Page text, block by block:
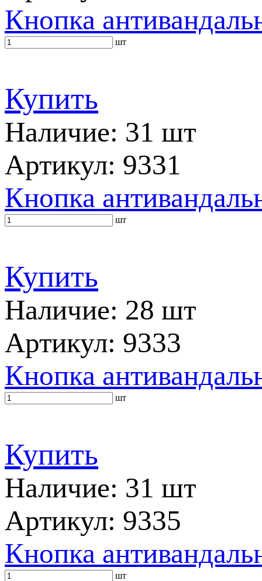
Кнопка
шт
Купить
Наличие: 31 шт
Артикул: 9331
Кнопка
шт
Купить
Наличие: 28 шт
Артикул: 9333
Кнопка
шт
Купить
Наличие: 31 шт
Артикул: 9335
Кнопка
шт